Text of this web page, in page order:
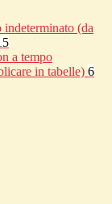
indeterminato (da
a tempo
in tabelle) 6